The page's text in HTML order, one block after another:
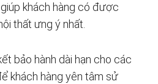
khách hàng có được
thất ưng ý nhất.
bảo hành dài hạn cho các
khách hàng yên tâm sử